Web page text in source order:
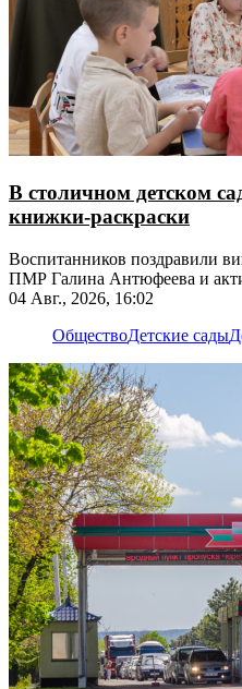
В столичном детском
книжки-раскраски
Воспитанников поздравили
ПМР Галина Антюфеева и
04 Авг., 2026, 16:02
ОбществоДетские сады